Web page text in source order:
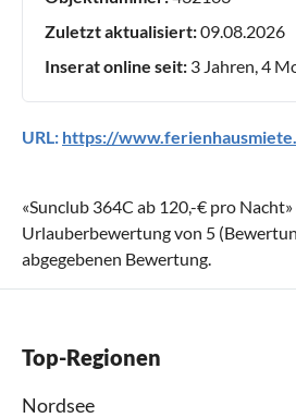
Zuletzt aktualisiert:09.08.2026
Inserat online seit: 3 Jahren, 4
URL: https://
«Sunclub 364C ab 120,-€ pro Nacht
Urlauberbewertung von 5
abgegebenen Bewertung.
Top-Regionen
Nordsee